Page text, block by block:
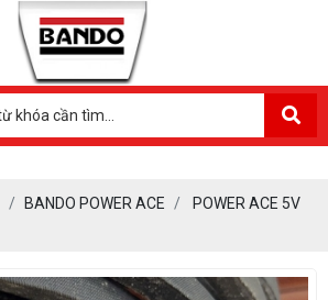
BANDO POWER ACE
POWER ACE 5V